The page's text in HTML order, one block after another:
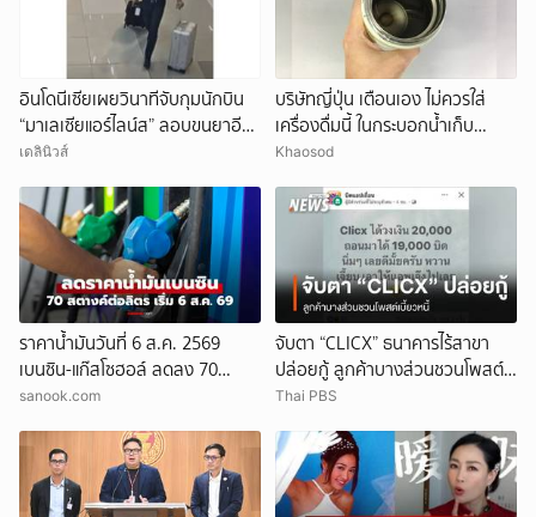
อินโดนีเซียเผยวินาทีจับกุมนักบิน
“มาเลเซียแอร์ไลน์ส” ลอบขนยาอี
26 กก.(คลิป)
เดลินิวส์
บริษัทญี่ปุ่น เตือนเอง ไม่ควรใส่
เครื่องดื่มนี้ ในกระบอกน้ำเก็บ
อุณหภูมิ เสี่ยงเสียหายง่าย
Khaosod
ราคาน้ำมันวันที่ 6 ส.ค. 2569
เบนซิน-แก๊สโซฮอล์ ลดลง 70
สตางค์ต่อลิตร
sanook.com
จับตา “CLICX” ธนาคารไร้สาขา
ปล่อยกู้ ลูกค้าบางส่วนชวนโพสต์
เบี้ยวหนี้
Thai PBS